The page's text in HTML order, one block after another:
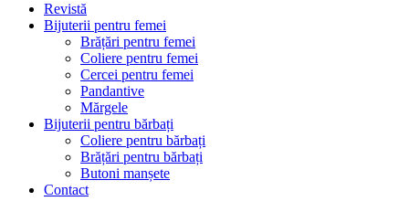
Revistă
Bijuterii pentru femei
Brățări pentru femei
Coliere pentru femei
Cercei pentru femei
Pandantive
Mărgele
Bijuterii pentru bărbați
Coliere pentru bărbați
Brățări pentru bărbați
Butoni manșete
Contact